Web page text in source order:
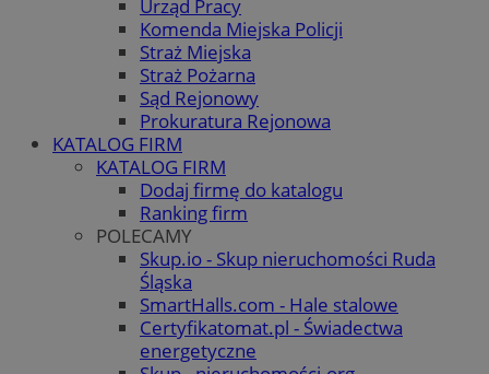
Urząd Pracy
Komenda Miejska Policji
Straż Miejska
Straż Pożarna
Sąd Rejonowy
Prokuratura Rejonowa
KATALOG FIRM
KATALOG FIRM
Dodaj firmę do katalogu
Ranking firm
POLECAMY
Skup.io - Skup nieruchomości Ruda
Śląska
SmartHalls.com - Hale stalowe
Certyfikatomat.pl - Świadectwa
energetyczne